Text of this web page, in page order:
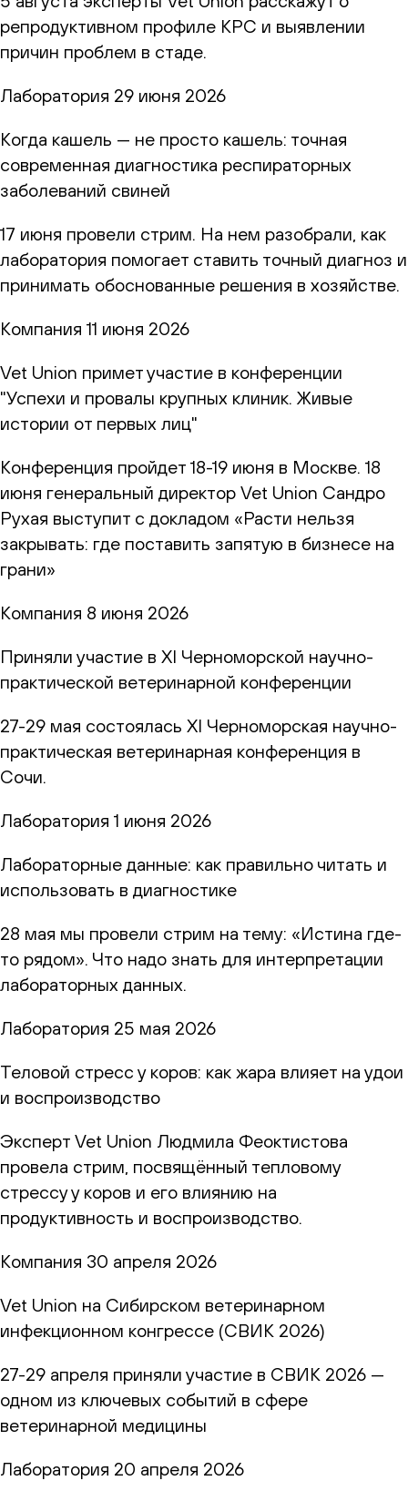
репродуктивном профиле КРС и выявлении
причин проблем в стаде.
Лаборатория 29 июня 2026
Когда кашель — не просто кашель: точная
современная диагностика респираторных
заболеваний свиней
17 июня провели стрим. На нем разобрали, как
лаборатория помогает ставить точный диагноз и
принимать обоснованные решения в хозяйстве.
Компания 11 июня 2026
Vet Union примет участие в конференции
"Успехи и провалы крупных клиник. Живые
истории от первых лиц"
Конференция пройдет 18-19 июня в Москве. 18
июня генеральный директор Vet Union Сандро
Рухая выступит с докладом «Расти нельзя
закрывать: где поставить запятую в бизнесе на
грани»
Компания 8 июня 2026
Приняли участие в XI Черноморской научно-
практической ветеринарной конференции
27-29 мая состоялась XI Черноморская научно-
практическая ветеринарная конференция в
Сочи.
Лаборатория 1 июня 2026
Лабораторные данные: как правильно читать и
использовать в диагностике
28 мая мы провели стрим на тему: «Истина где-
то рядом». Что надо знать для интерпретации
лабораторных данных.
Лаборатория 25 мая 2026
Теловой стресс у коров: как жара влияет на удои
и воспроизводство
Эксперт Vet Union Людмила Феоктистова
провела стрим, посвящённый тепловому
стрессу у коров и его влиянию на
продуктивность и воспроизводство.
Компания 30 апреля 2026
Vet Union на Сибирском ветеринарном
инфекционном конгрессе (СВИК 2026)
27-29 апреля приняли участие в СВИК 2026 —
одном из ключевых событий в сфере
ветеринарной медицины
Лаборатория 20 апреля 2026